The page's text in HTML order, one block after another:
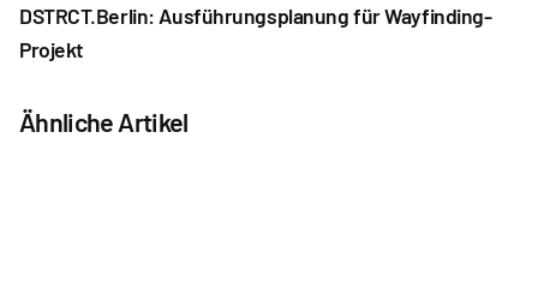
DSTRCT.Berlin: Ausführungsplanung für Wayfinding-
Projekt
Ähnliche Artikel